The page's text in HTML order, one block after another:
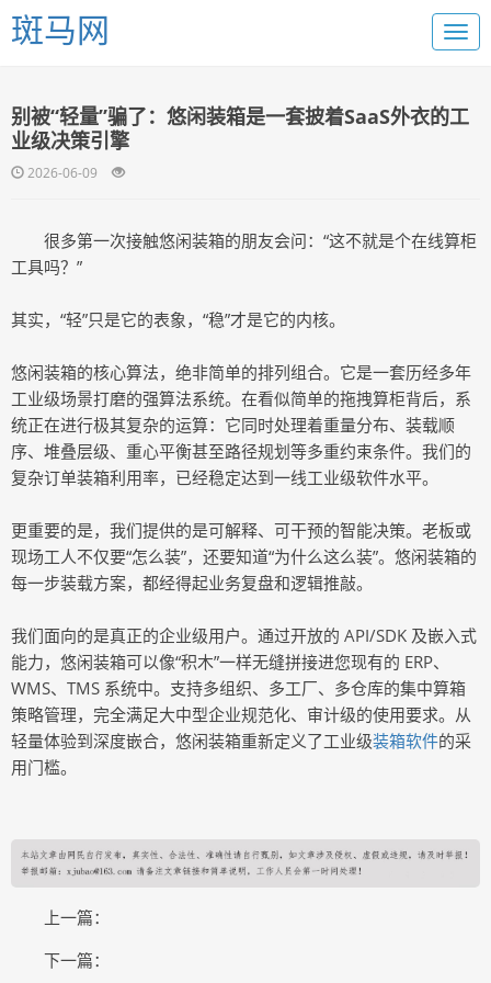
斑马网
别被“轻量”骗了：悠闲装箱是一套披着SaaS外衣的工
业级决策引擎
2026-06-09
很多第一次接触悠闲装箱的朋友会问：“这不就是个在线算柜
工具吗？”
其实，“轻”只是它的表象，“稳”才是它的内核。
悠闲装箱的核心算法，绝非简单的排列组合。它是一套历经多年
工业级场景打磨的强算法系统。在看似简单的拖拽算柜背后，系
统正在进行极其复杂的运算：它同时处理着重量分布、装载顺
序、堆叠层级、重心平衡甚至路径规划等多重约束条件。我们的
复杂订单装箱利用率，已经稳定达到一线工业级软件水平。
更重要的是，我们提供的是可解释、可干预的智能决策。老板或
现场工人不仅要“怎么装”，还要知道“为什么这么装”。悠闲装箱的
每一步装载方案，都经得起业务复盘和逻辑推敲。
我们面向的是真正的企业级用户。通过开放的 API/SDK 及嵌入式
能力，悠闲装箱可以像“积木”一样无缝拼接进您现有的 ERP、
WMS、TMS 系统中。支持多组织、多工厂、多仓库的集中算箱
策略管理，完全满足大中型企业规范化、审计级的使用要求。从
轻量体验到深度嵌合，悠闲装箱重新定义了工业级装箱软件的采
用门槛。
上一篇：
下一篇：